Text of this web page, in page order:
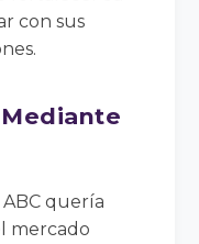
con sus
quería
mercado